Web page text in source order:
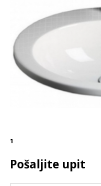
1
Pošaljite upit